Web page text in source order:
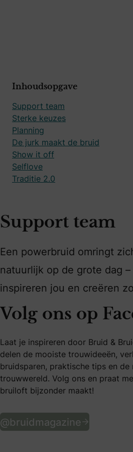
Inhoudsopgave
Support team
Sterke keuzes
Planning
De jurk maakt de bruid
Show it off
Selflove
Traditie 2.0
Support team
Een powerbruid omringt
natuurlijk op de grote dag
inspireren jou en creëren
Volg ons op
Laat je inspireren door Bruid &
delen de mooiste trouwideeën,
bruidsparen, praktische tips en
trouwwereld. Volg ons en praat
bruiloft bijzonder maakt!
@bruidmagazine
Volg ons